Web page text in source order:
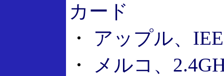
カード
・ アップル、
・
メルコ、